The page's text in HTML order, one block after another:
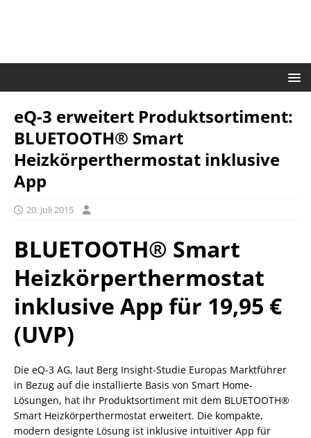
eQ-3 erweitert Produktsortiment:
BLUETOOTH® Smart
Heizkörperthermostat inklusive
App
20. Juli 2015
BLUETOOTH® Smart
Heizkörperthermostat
inklusive App für 19,95 €
(UVP)
Die eQ-3 AG, laut Berg Insight-Studie Europas Marktführer
in Bezug auf die installierte Basis von Smart Home-
Lösungen, hat ihr Produktsortiment mit dem BLUETOOTH®
Smart Heizkörperthermostat erweitert. Die kompakte,
modern designte Lösung ist inklusive intuitiver App für